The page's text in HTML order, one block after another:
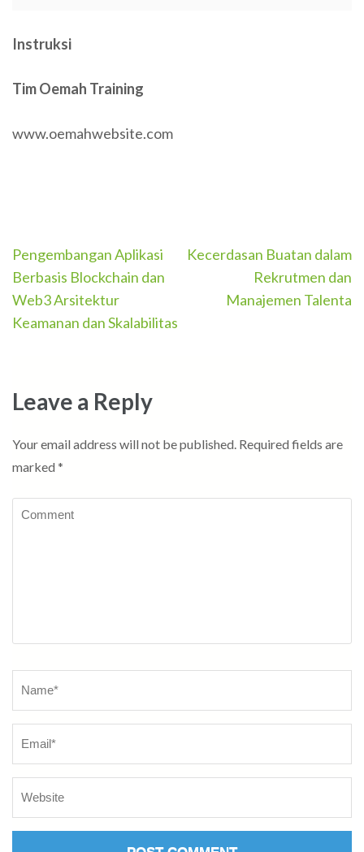
Instruksi
Tim Oemah Training
www.oemahwebsite.com
Post
navigation
Pengembangan Aplikasi
Berbasis Blockchain dan
Web3 Arsitektur
Keamanan dan Skalabilitas
Kecerdasan Buatan dalam
Rekrutmen dan
Manajemen Talenta
Leave a Reply
Your email address will not be published. Required fields are
marked *